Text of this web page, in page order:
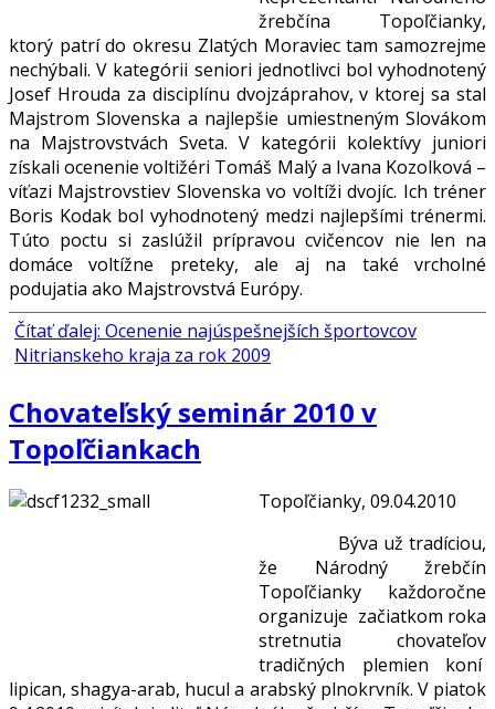
žrebčína Topoľčianky,
ktorý patrí do okresu Zlatých Moraviec tam samozrejme
nechýbali. V kategórii seniori jednotlivci bol vyhodnotený
Josef Hrouda za disciplínu dvojzáprahov, v ktorej sa stal
Majstrom Slovenska a najlepšie umiestneným Slovákom
na Majstrovstvách Sveta. V kategórii kolektívy juniori
získali ocenenie voltižéri Tomáš Malý a Ivana Kozolková –
víťazi Majstrovstiev Slovenska vo voltíži dvojíc. Ich tréner
Boris Kodak bol vyhodnotený medzi najlepšími trénermi.
Túto poctu si zaslúžil prípravou cvičencov nie len na
domáce voltížne preteky, ale aj na také vrcholné
podujatia ako Majstrovstvá Európy.
Čítať ďalej: Ocenenie najúspešnejších športovcov
Nitrianskeho kraja za rok 2009
Chovateľský seminár 2010 v
Topoľčiankach
Topoľčianky, 09.04.2010
Býva už tradíciou,
že Národný žrebčín
Topoľčianky každoročne
organizuje začiatkom roka
stretnutia chovateľov
tradičných plemien koní
lipican, shagya-arab, hucul a arabský plnokrvník. V piatok